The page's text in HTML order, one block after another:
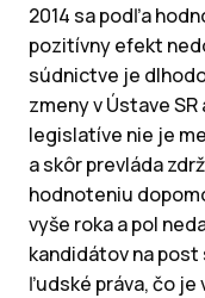
2014 sa podľa
pozitívny efekt
súdnictve je
zmeny v Ústave
legislatíve nie je
a skôr prevláda
hodnoteniu
vyše roka a pol
kandidátov na
ľudské práva, čo je